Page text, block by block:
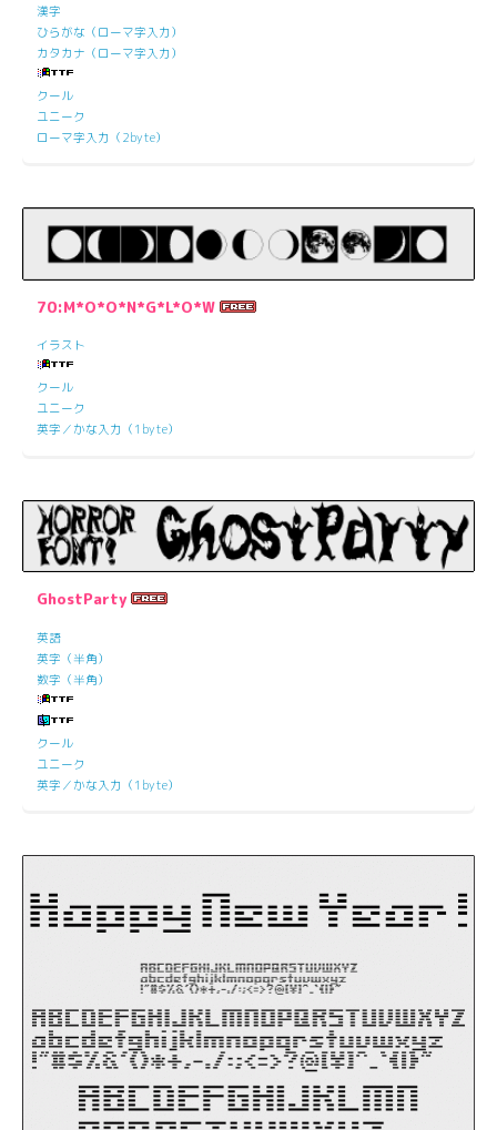
漢字
ひらがな（ローマ字入力）
カタカナ（ローマ字入力）
クール
ユニーク
ローマ字入力（2byte）
70:M*O*O*N*G*L*O*W
イラスト
クール
ユニーク
英字／かな入力（1byte）
GhostParty
英語
英字（半角）
数字（半角）
クール
ユニーク
英字／かな入力（1byte）